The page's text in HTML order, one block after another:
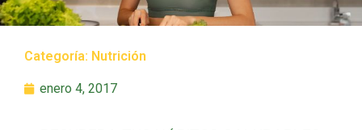
Categoría: Nutrición
enero 4, 2017